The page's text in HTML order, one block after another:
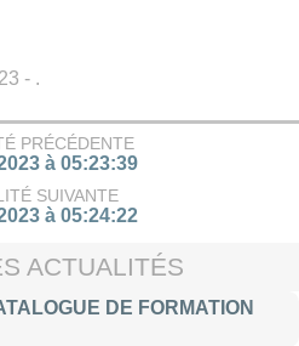
- .
PRÉCÉDENTE
à 05:23:39
SUIVANTE
à 05:24:22
ACTUALITÉS
DE FORMATION